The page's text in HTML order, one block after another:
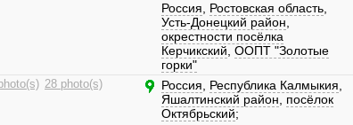
Россия
Ростовская область
Усть-Донецкий район
окрестности посёлка
Керчикский ООПТ "Золотые
горки"
28 photo(s) Россия Республика Калмыкия
Яшалтинский район
посёлок
Октябрьский;